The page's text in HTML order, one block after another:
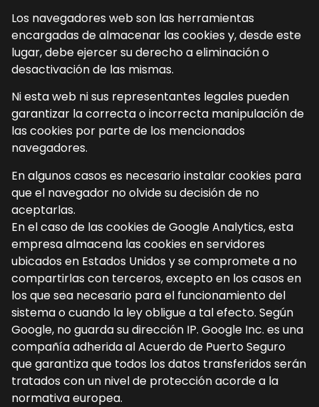
Los navegadores web son las herramientas
encargadas de almacenar las cookies y, desde este
lugar, debe ejercer su derecho a eliminación o
desactivación de las mismas.
Ni esta web ni sus representantes legales pueden
garantizar la correcta o incorrecta manipulación de
las cookies por parte de los mencionados
navegadores.
En algunos casos es necesario instalar cookies para
que el navegador no olvide su decisión de no
aceptarlas.
En el caso de las cookies de Google Analytics, esta
empresa almacena las cookies en servidores
ubicados en Estados Unidos y se compromete a no
compartirlas con terceros, excepto en los casos en
los que sea necesario para el funcionamiento del
sistema o cuando la ley obligue a tal efecto. Según
Google, no guarda su dirección IP. Google Inc. es una
compañía adherida al Acuerdo de Puerto Seguro
que garantiza que todos los datos transferidos serán
tratados con un nivel de protección acorde a la
normativa europea.